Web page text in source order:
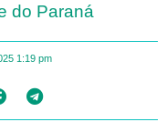
do Paraná
1:19 pm